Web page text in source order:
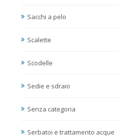
Sacchi a pelo
Scalette
Scodelle
Sedie e sdraio
Senza categoria
Serbatoi e trattamento acque